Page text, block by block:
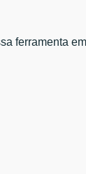
ferramenta